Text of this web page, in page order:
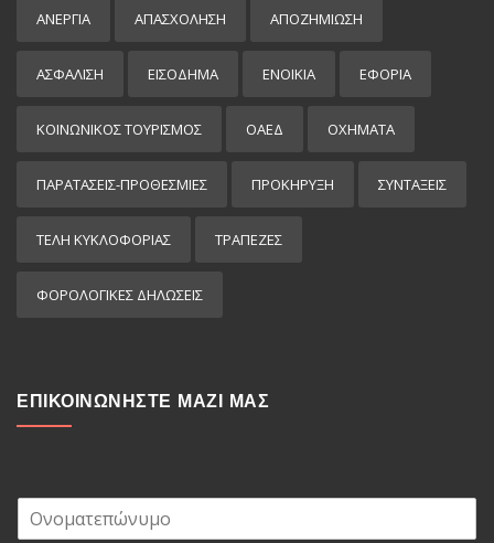
ΑΝΕΡΓΙΑ ΑΠΑΣΧΟΛΗΣΗ ΑΠΟΖΗΜΙΩΣΗ
ΑΣΦΑΛΙΣΗ ΕΙΣΌΔΗΜΑ ΕΝΟΙΚΙΑ ΕΦΟΡΙΑ
ΚΟΙΝΩΝΙΚΟΣ ΤΟΥΡΙΣΜΟΣ ΟΑΕΔ ΟΧΗΜΑΤΑ
ΠΑΡΑΤΑΣΕΙΣ-ΠΡΟΘΕΣΜΙΕΣ ΠΡΟΚΉΡΥΞΗ ΣΥΝΤΑΞΕΙΣ
ΤΕΛΗ ΚΥΚΛΟΦΟΡΙΑΣ ΤΡΑΠΕΖΕΣ
ΦΟΡΟΛΟΓΙΚΕΣ ΔΗΛΩΣΕΙΣ
ΕΠΙΚΟΙΝΩΝΗΣΤΕ ΜΑΖΙ ΜΑΣ